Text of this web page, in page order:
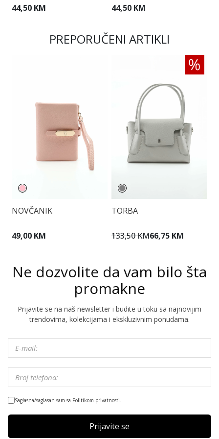
44,50 KM 44,50 KM
PREPORUČENI ARTIKLI
NOVČANIK
49,00 KM
TORBA
133,50 KM66,75 KM
Ne dozvolite da vam bilo šta
promakne
Prijavite se na naš newsletter i budite u toku sa najnovijim
trendovima, kolekcijama i ekskluzivnim ponudama.
Saglasna/saglasan sam sa Politikom privatnosti.
Prijavite se